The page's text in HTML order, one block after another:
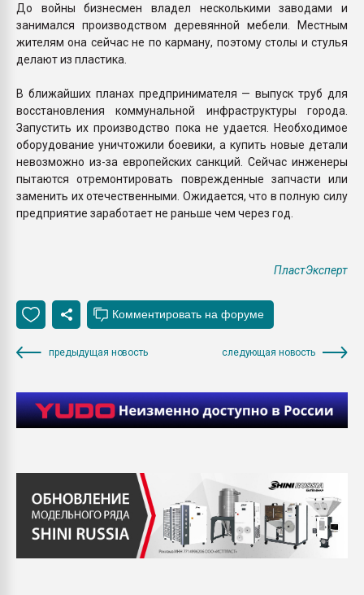
До войны бизнесмен владел несколькими заводами и
занимался производством деревянной мебели. Местным
жителям она сейчас не по карману, поэтому столы и стулья
делают из пластика.
В ближайших планах предпринимателя — выпуск труб для
восстановления коммунальной инфраструктуры города.
Запустить их производство пока не удается. Необходимое
оборудование уничтожили боевики, а купить новые детали
невозможно из-за европейских санкций. Сейчас инженеры
пытаются отремонтировать поврежденные запчасти или
заменить их отечественными. Ожидается, что в полную силу
предприятие заработает не раньше чем через год.
ПластЭксперт
предыдущая новость следующая новость